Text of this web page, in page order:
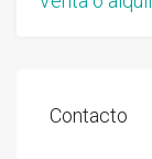
Contacto